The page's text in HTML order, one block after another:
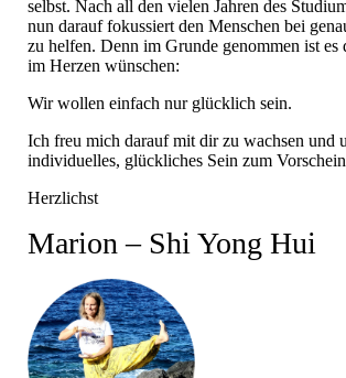
selbst. Nach all den vielen Jahren des
nun darauf fokussiert den Menschen bei
zu helfen. Denn im Grunde genommen ist es
im Herzen wünschen:
Wir wollen einfach nur glücklich sein.
Ich freu mich darauf mit dir zu wachsen und
individuelles, glückliches Sein zum
Herzlichst
Marion – Shi Yong Hui